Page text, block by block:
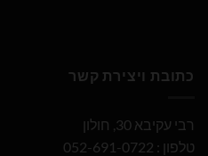
כתובת ויצירת קשר
רבי עקיבא 30, חולון
טלפון : 052-691-0722